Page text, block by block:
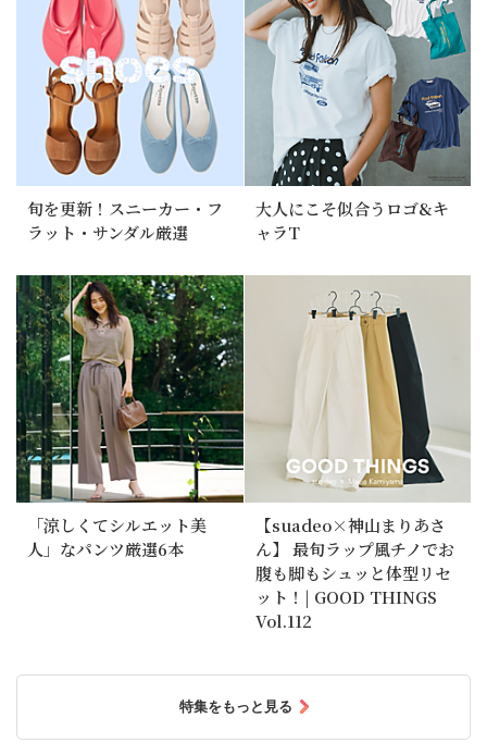
旬を更新！スニーカー・フ
ラット・サンダル厳選
大人にこそ似合うロゴ&キ
ャラT
「涼しくてシルエット美
人」なパンツ厳選6本
【suadeo×神山まりあさ
ん】 最旬ラップ風チノでお
腹も脚もシュッと体型リセ
ット！| GOOD THINGS
Vol.112
特集をもっと見る